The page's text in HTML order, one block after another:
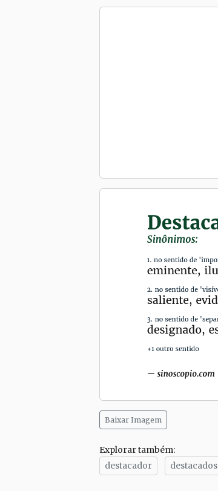
Baixar Imagem
Explorar também:
destacador
destacados